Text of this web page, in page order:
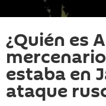
¿Quién es
estaba en
ataque